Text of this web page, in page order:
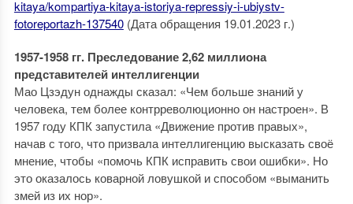
kitaya/kompartiya-kitaya-istoriya-repressiy-i-ubiystv-
fotoreportazh-137540(Дата обращения 19.01.2023 г.)
1957-1958 гг. Преследование 2,62 миллиона
представителей интеллигенции
Мао Цзэдун однажды сказал: «Чем больше знаний у
человека, тем более контрреволюционно он настроен». В
1957 году КПК запустила «Движение против правых»,
начав с того, что призвала интеллигенцию высказать своё
мнение, чтобы «помочь КПК исправить свои ошибки». Но
это оказалось коварной ловушкой и способом «выманить
змей из их нор».